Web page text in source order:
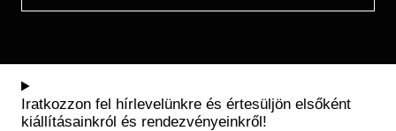
Iratkozzon fel hírlevelünkre és értesüljön elsőként
kiállításainkról és rendezvényeinkről!